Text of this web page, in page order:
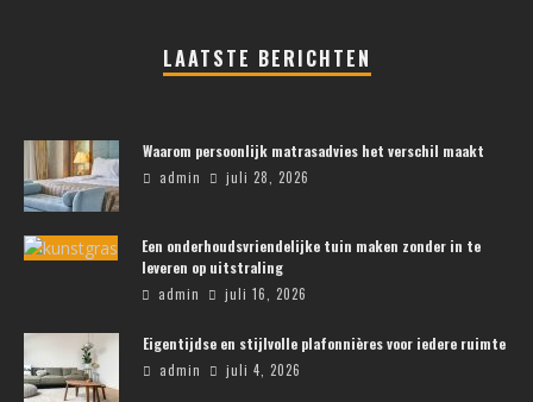
LAATSTE BERICHTEN
Waarom persoonlijk matrasadvies het verschil maakt
admin juli 28, 2026
Een onderhoudsvriendelijke tuin maken zonder in te
leveren op uitstraling
admin juli 16, 2026
Eigentijdse en stijlvolle plafonnières voor iedere ruimte
admin juli 4, 2026